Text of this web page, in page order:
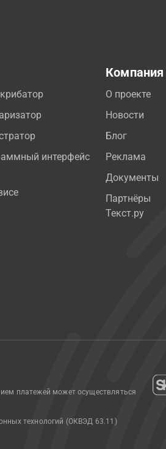
интерфейс
Компания
О проекте
Новости
Блог
Реклама
Документы
Партнёры
Текст.ру
платежей может осуществляться
технологий (ОКВЭД 63.11)